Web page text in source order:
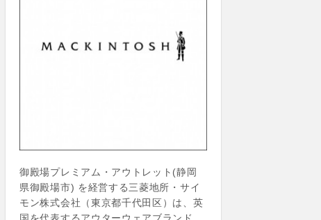
御殿場プレミアム・アウトレット(静岡
県御殿場市) を経営する三菱地所・サイ
モン株式会社（東京都千代田区）は、英
国を代表するアウターウェアブランド